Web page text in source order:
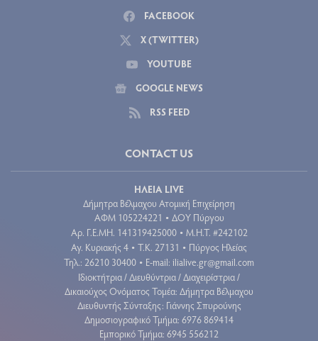
FACEBOOK
X (TWITTER)
YOUTUBE
GOOGLE NEWS
RSS FEED
CONTACT US
ΗΛΕΙΑ LIVE
Δήμητρα Βέλμαχου Ατομική Επιχείρηση
ΑΦΜ 105224221 • ΔΟΥ Πύργου
Aρ. Γ.Ε.ΜΗ. 141319425000 • Μ.Η.Τ. #242102
Αγ. Κυριακής 4 • Τ.Κ. 27131 • Πύργος Ηλείας
Τηλ.: 26210 30400 • E-mail: ilialive.gr@gmail.com
Ιδιοκτήτρια / Διευθύντρια / Διαχειρίστρια /
Δικαιούχος Ονόματος Τομέα: Δήμητρα Βέλμαχου
Διευθυντής Σύνταξης: Γιάννης Σπυρούνης
Δημοσιογραφικό Τμήμα: 6976 869414
Εμπορικό Τμήμα: 6945 556212